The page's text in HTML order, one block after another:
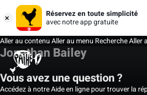
Réservez en toute simplicité
avec notre app gratuite
Aller au contenuAller au menu RechercheAller
Jonathan Bailey
Vous avez une question ?
Accédez à notre Aide en ligne pour trouver la